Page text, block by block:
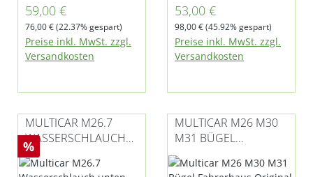
Motor Position 35 in
Bild 2
Verkaufspreis:
59,00 €
Regulärer Preis:
76,00 €(22.37% gespart)
Preise inkl. MwSt. zzgl.
Versandkosten
Verkaufspreis:
53,00 €
Regulärer Preis:
98,00 €(45.92% gespart)
Preise inkl. MwSt. zzgl.
Versandkosten
Rabatt
%
MULTICAR M26.7
WASSERSCHLAUCH
UNTEN
MULTICAR M26 M30
M31 BÜGEL
FAHRERHAUS
ORIGINAL